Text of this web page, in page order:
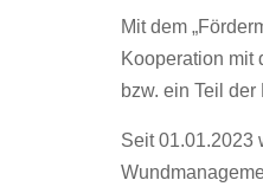
Mit dem
Kooperation mit
bzw. ein Teil
Seit 01.01.2023